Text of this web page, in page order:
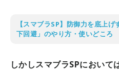
【スマブラSP】防御力を底上
下回避」のやり方・使いどころ
しかしスマブラSPにおいて